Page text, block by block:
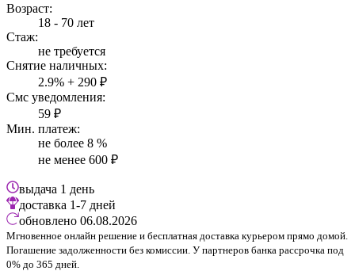
Возраст:
18 - 70 лет
Стаж:
не требуется
Снятие наличных:
2.9% + 290 ₽
Смс уведомления:
59 ₽
Мин. платеж:
не более 8 %
не менее 600 ₽
выдача 1 день
доставка 1-7 дней
обновлено 06.08.2026
Мгновенное онлайн решение и бесплатная доставка курьером прямо домой.
Погашение задолженности без комиссии. У партнеров банка рассрочка под
0% до 365 дней.